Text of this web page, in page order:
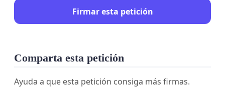
Firmar esta petición
Comparta esta petición
Ayuda a que esta petición consiga más firmas.